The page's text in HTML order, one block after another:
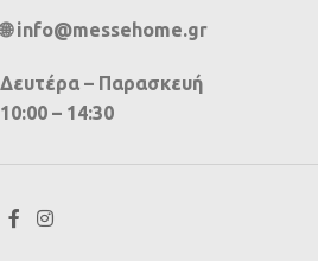
🌐 info@messehome.gr
Δευτέρα – Παρασκευή
10:00 – 14:30